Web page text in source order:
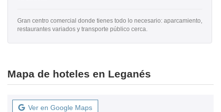
Gran centro comercial donde tienes todo lo necesario: aparcamiento,
restaurantes variados y transporte público cerca.
Mapa de hoteles en Leganés
Ver en Google Maps